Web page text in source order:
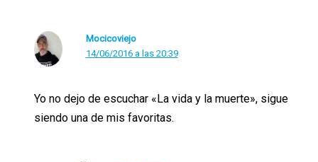
Mocicoviejo
14/06/2016 a las 20:39
Yo no dejo de escuchar «La vida y la muerte», sigue
siendo una de mis favoritas.